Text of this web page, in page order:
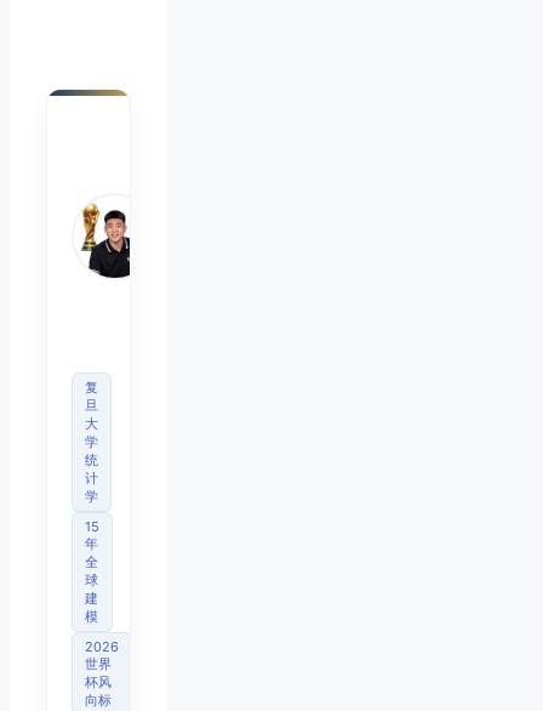
复
旦
大
学
统
计
学
15
年
全
球
建
模
2026
世界
杯风
向标